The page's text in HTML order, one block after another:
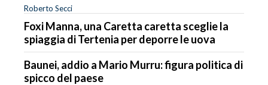
Roberto Secci
Foxi Manna, una Caretta caretta sceglie la
spiaggia di Tertenia per deporre le uova
Baunei, addio a Mario Murru: figura politica di
spicco del paese